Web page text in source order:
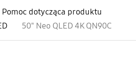
Pomoc dotycząca produktu
50" Neo QLED 4K QN90C